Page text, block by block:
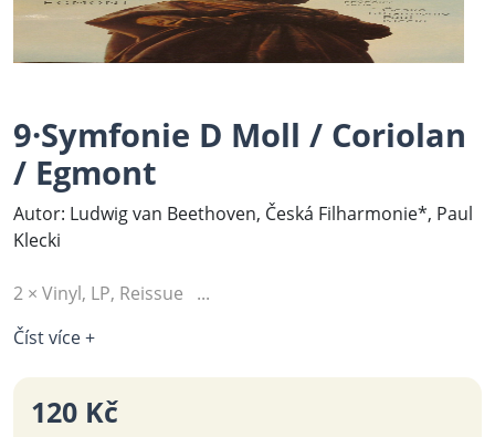
9·Symfonie D Moll / Coriolan
/ Egmont
Autor: Ludwig van Beethoven, Česká Filharmonie*, Paul
Klecki
2 × Vinyl, LP, Reissue ...
Číst více +
120 Kč